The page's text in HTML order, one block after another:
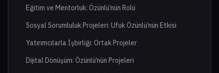
Eğitim ve Mentorluk: Özünlü’nün Rolü
Sosyal Sorumluluk Projeleri: Ufuk Özünlü’nün Etkisi
Yatırımcılarla İşbirliği: Ortak Projeler
Dijital Dönüşüm: Özünlü’nün Projeleri